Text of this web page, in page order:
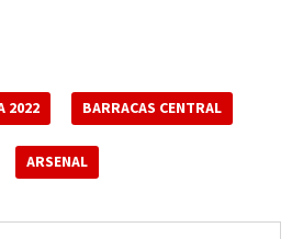
2022 BARRACAS CENTRAL
ARSENAL